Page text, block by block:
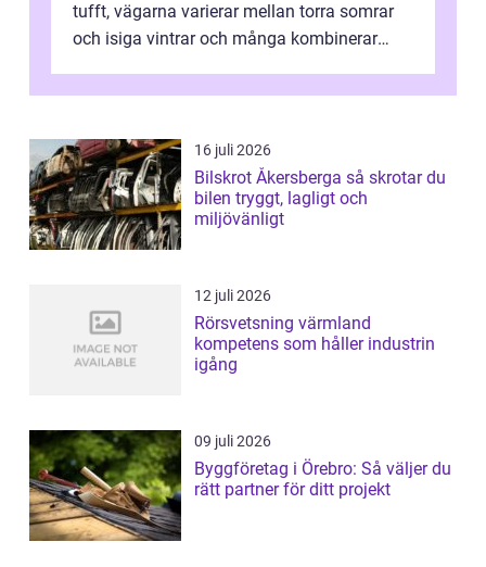
tufft, vägarna varierar mellan torra somrar
och isiga vintrar och många kombinerar
16 juli 2026
Bilskrot Åkersberga så skrotar du
bilen tryggt, lagligt och
miljövänligt
12 juli 2026
Rörsvetsning värmland
kompetens som håller industrin
igång
09 juli 2026
Byggföretag i Örebro: Så väljer du
rätt partner för ditt projekt